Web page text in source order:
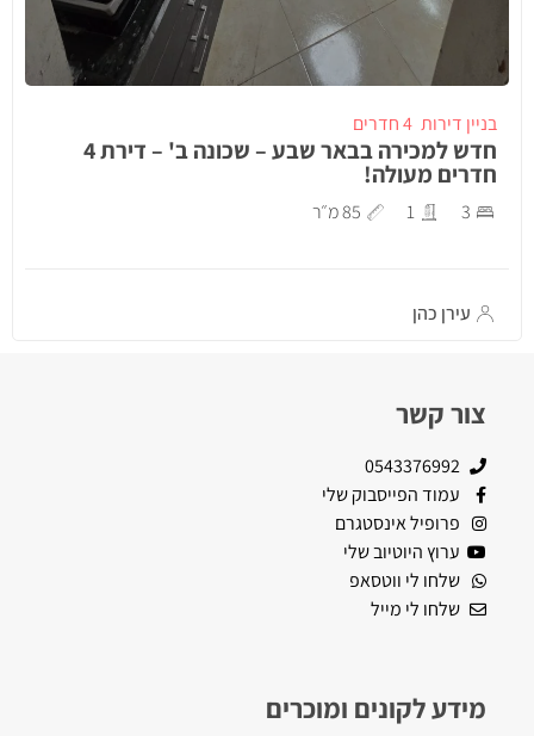
בניין דירות 4 חדרים
חדש למכירה בבאר שבע – שכונה ב' – דירת 4
חדרים מעולה!
3
1 85 מ״ר
עירן כהן
צור קשר
0543376992
עמוד הפייסבוק שלי
פרופיל אינסטגרם
ערוץ היוטיוב שלי
שלחו לי ווטסאפ
שלחו לי מייל
מידע לקונים ומוכרים